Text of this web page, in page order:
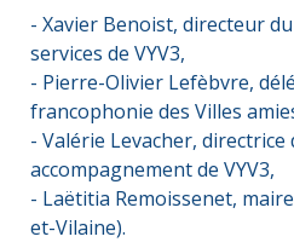
- Xavier Benoist, directeur
services de VYV3,
- Pierre-Olivier Lefèbvre,
francophonie des Villes
- Valérie Levacher, directrice
accompagnement de VYV3,
- Laëtitia Remoissenet,
et-Vilaine).